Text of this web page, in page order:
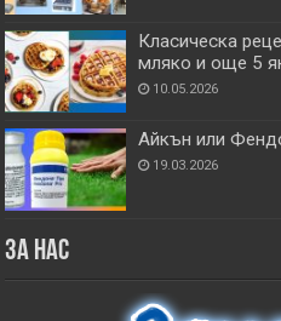
Класическа
мляко и още 5
10.05.2026
Айкън или
19.03.2026
За нас